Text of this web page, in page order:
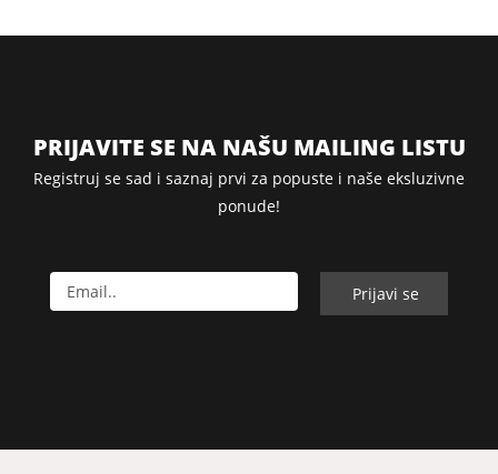
PRIJAVITE SE NA NAŠU MAILING LISTU
Registruj se sad i saznaj prvi za popuste i naše eksluzivne
ponude!